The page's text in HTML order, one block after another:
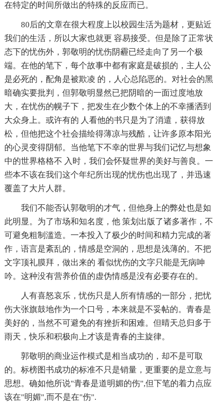
在特定的时间所做出的特殊的反应而已。
80后的文章在很大程度上以校园生活为题材，更贴近
我们的生活，所以大家也就更 容易接受。但是除了正常状
态下的忧伤外，郭敬明的忧伤阴霾已经走向了另一个极
端。在他的笔下，每个故事中都有家庭是破损的，主人公
是必死的，配角是被欺凌 的，人心总陷恶的。对社会的黑
暗确实要批判，但郭敬明显然已把阴暗的一面过度地放
大，在忧伤的幌子下，把发生在少数个体上的不幸播洒到
大众身上。或许有的 人看他的书只是为了消遣，获得放
松，但他把这个社会描绘得薄凉与残酷，让许多原本阳光
的心灵变得阴郁。当他笔下不幸的世界与我们记忆与想象
中的世界格格不 入时，我们会怀疑世界的美好与善良。一
些本不该在我们这个年纪所出现的忧伤也出现了，并迅速
覆盖了大片人群。
我们不能否认郭敬明的才气，但他身上的弊处也是如
此明显。为了市场和知名度，他 策划出版了诸多著作，不
可避免粗制滥造。一本投入了极少的时间和精力完成的著
作，语言是紊乱的，情感是空洞的，思想是浅薄的。不把
文字顶礼膜拜，做出来的 看似忧伤的文字只能是无病呻
吟。这种没有营养价值的虚伪情感是没有必要存在的。
人有喜怒哀乐，忧伤只是人所有情感的一部分，把忧
伤大张旗鼓地作为一个口号，本来就是不妥帖的。青春是
美好的，当然不可避免的有挫折和困难。但晴天总归多于
雨天，快乐和积极向上才该是青春的主旋律。
郭敬明的商业运作模式是相当成功的，却不是可取
的。标榜图书成功的标准不只是销量，更重要的是立意与
思想。确如他所说"青春是道明媚的伤",但下笔的着力点应
该在"明媚",而不是在"伤".